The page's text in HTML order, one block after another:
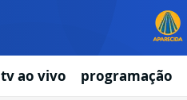
tv ao vivo programação